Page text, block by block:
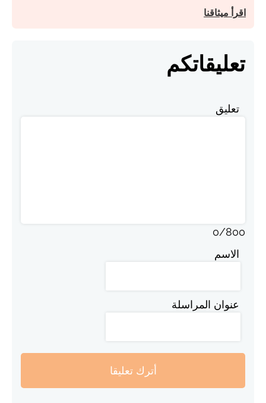
اقرأ ميثاقنا
تعليقاتكم
تعليق
0/800
الاسم
عنوان المراسلة
أترك تعليقا